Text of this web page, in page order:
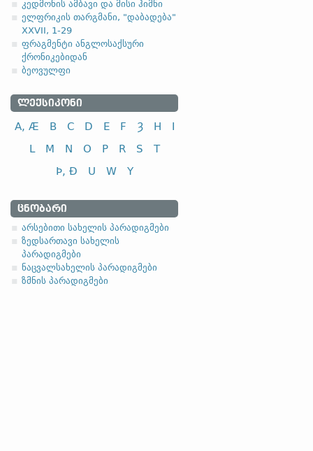
კედმონის ამბავი და მისი ჰიმნი
ელფრიკის თარგმანი, "დაბადება"
XXVII, 1-29
ფრაგმენტი ანგლოსაქსური
ქრონიკებიდან
ბეოვულფი
ᲚᲔᲥᲡᲘᲙᲝᲜᲘ
A, Æ B C D E F Ȝ H
I
L
M N O P R S
T
Þ, Ð
U W Y
ᲪᲜᲝᲑᲐᲠᲘ
არსებითი სახელის პარადიგმები
ზედსართავი სახელის
პარადიგმები
ნაცვალსახელის პარადიგმები
ზმნის პარადიგმები